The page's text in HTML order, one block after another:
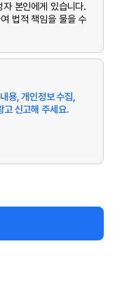
본인에게 있습니다.
법적 책임을 물을 수
용, 개인정보 수집,
고 신고해 주세요.